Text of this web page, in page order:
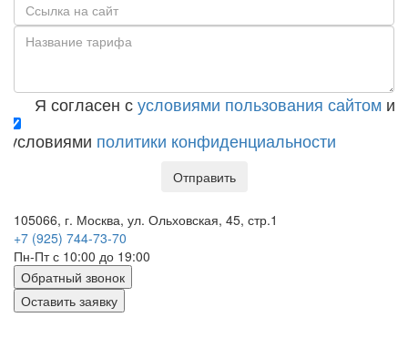
Я согласен сусловиями пользования сайтом и с
условиями политики конфиденциальности
Отправить
105066, г. Москва, ул. Ольховская, 45, стр.1
+7 (925) 744-73-70
Пн-Пт с 10:00 до 19:00
Обратный звонок
Оставить заявку